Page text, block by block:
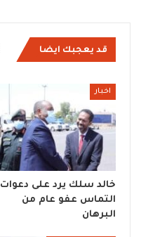
قد يعجبك ايضا
اخبار
خالد سلك يرد على دعوات
التماس عفو عام من
البرهان